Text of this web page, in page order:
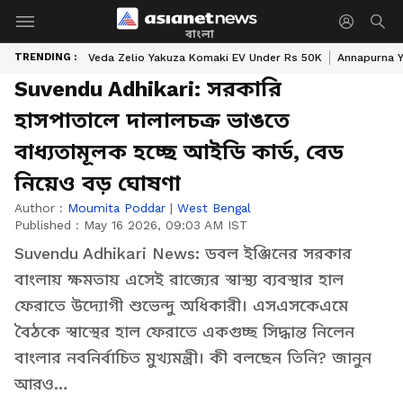
বাংলা
TRENDING : Veda Zelio Yakuza Komaki EV Under Rs 50K Annapurna
Suvendu Adhikari: সরকারি
হাসপাতালে দালালচক্র ভাঙতে
বাধ্যতামূলক হচ্ছে আইডি কার্ড, বেড
নিয়েও বড় ঘোষণা
Author : Moumita Poddar | West Bengal
Published : May 16 2026, 09:03 AM IST
Suvendu Adhikari News: ডবল ইঞ্জিনের সরকার
বাংলায় ক্ষমতায় এসেই রাজ্যের স্বাস্থ্য ব্যবস্থার হাল
ফেরাতে উদ্যোগী শুভেন্দু অধিকারী। এসএসকেএমে
বৈঠকে স্বাস্থের হাল ফেরাতে একগুচ্ছ সিদ্ধান্ত নিলেন
বাংলার নবনির্বাচিত মুখ্যমন্ত্রী। কী বলছেন তিনি? জানুন
আরও…